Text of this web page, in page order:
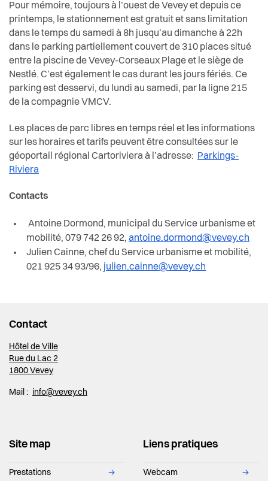
Pour mémoire, toujours à l’ouest de Vevey et depuis ce
printemps, le stationnement est gratuit et sans limitation
dans le temps du samedi à 8h jusqu’au dimanche à 22h
dans le parking partiellement couvert de 310 places situé
entre la piscine de Vevey-Corseaux Plage et le siège de
Nestlé. C’est également le cas durant les jours fériés. Ce
parking est desservi, du lundi au samedi, par la ligne 215
de la compagnie VMCV.
Les places de parc libres en temps réel et les informations
sur les horaires et tarifs peuvent être consultées sur le
géoportail régional Cartoriviera à l’adresse: Parkings-
Riviera
Contacts
Antoine Dormond, municipal du Service urbanisme et
mobilité, 079 742 26 92,antoine.dormond@vevey.ch
Julien Cainne, chef du Service urbanisme et mobilité,
021 925 34 93/96, julien.cainne@vevey.ch
Contact
Hôtel de Ville
Rue du Lac 2
1800 Vevey
Mail : info@vevey.ch
Site map
Prestations →
Liens pratiques
Webcam →